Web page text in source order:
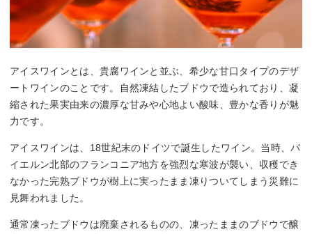
アイスワインとは、貴腐ワインと並ぶ、希少な甘口タイプのデザ
ートワインのことです。自然凍結したブドウで造られており、凝
縮された果実由来の濃厚な甘みや心地よい酸味、豊かな香りが魅
力です。
アイスワインは、18世紀末のドイツで誕生したワイン。当時、バ
イエルン北部のフランコニア地方を強烈な寒波が襲い、収穫でき
なかった完熟ブドウが樹上に実ったまま凍りついてしまう災難に
見舞われました。
通常凍ったブドウは廃棄されるものの、凍ったままのブドウで醸